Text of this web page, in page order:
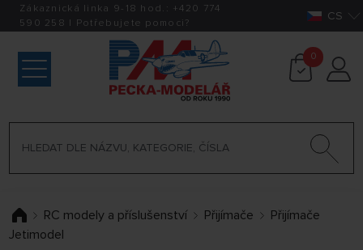
Zákaznická linka 9-18 hod.: +420 774
590 258 | Potřebujete pomoci? CS
0
RC modely a příslušenství Přijímače
Přijímače
Jetimodel